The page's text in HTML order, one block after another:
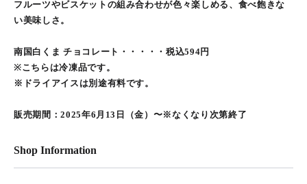
フルーツやビスケットの組み合わせが色々楽しめる、食べ飽きな
い美味しさ。
南国白くま チョコレート・・・・・税込594円
※こちらは冷凍品です。
※ドライアイスは別途有料です。
販売期間：2025年6月13日（金）〜※なくなり次第終了
Shop Information